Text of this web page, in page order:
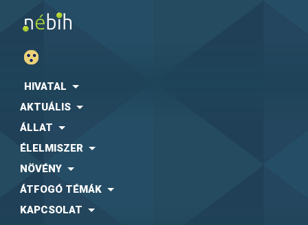
HIVATAL
AKTUÁLIS
ÁLLAT
ÉLELMISZER
NÖVÉNY
ÁTFOGÓ TÉMÁK
KAPCSOLAT